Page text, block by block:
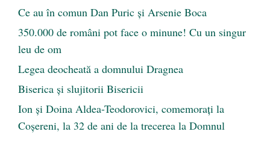
Ce au în comun Dan Puric şi Arsenie Boca
350.000 de români pot face o minune! Cu un singur
leu de om
Legea deocheată a domnului Dragnea
Biserica și slujitorii Bisericii
Ion și Doina Aldea-Teodorovici, comemorați la
Coșereni, la 32 de ani de la trecerea la Domnul